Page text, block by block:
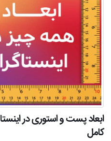
ابعاد پست و استوری در
کامل